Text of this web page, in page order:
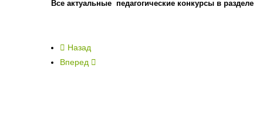
Все актуальные педагогические конкурсы в разделе
Назад
Вперед